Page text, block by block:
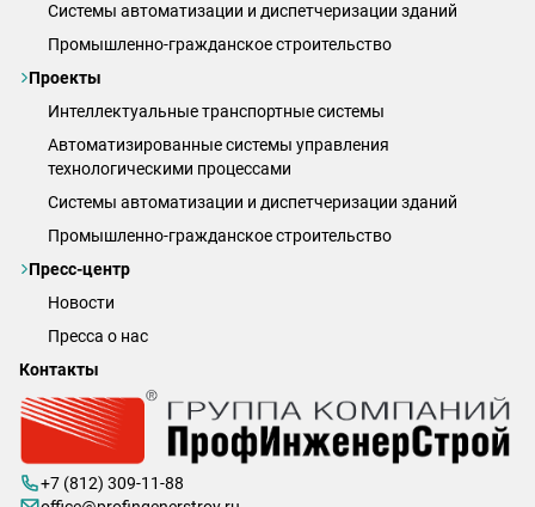
Системы автоматизации и диспетчеризации зданий
Промышленно-гражданское строительство
Проекты
Интеллектуальные транспортные системы
Автоматизированные системы управления
технологическими процессами
Системы автоматизации и диспетчеризации зданий
Промышленно-гражданское строительство
Пресс-центр
Новости
Пресса о нас
Контакты
+7 (812) 309-11-88